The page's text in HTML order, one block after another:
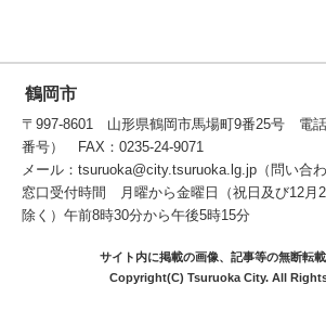
鶴岡市
〒997-8601 山形県鶴岡市馬場町9番25号 電話
番号） FAX：0235-24-9071
メール：tsuruoka@city.tsuruoka.lg.jp（問い合わ
窓口受付時間 月曜から金曜日（祝日及び12月
除く）午前8時30分から午後5時15分
サイト内に掲載の画像、記事等の無断転載
Copyright(C) Tsuruoka City. All